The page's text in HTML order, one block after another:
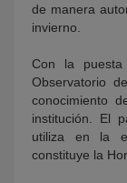
de manera
invierno.
Con la
Observatorio
conocimiento
institución. El
utiliza en la
constituye la